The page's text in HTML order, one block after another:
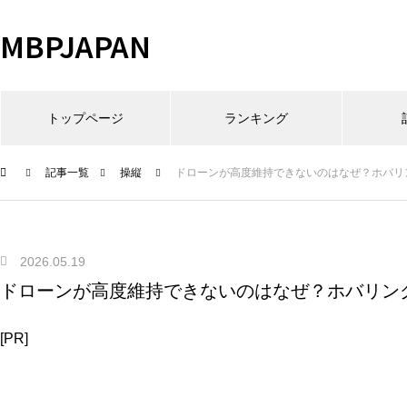
MBPJAPAN
トップページ ランキング
記事一覧 操縦 ドローンが高度維持できないのはなぜ？ホバ
2026.05.19
ドローンが高度維持できないのはなぜ？ホバリ
[PR]